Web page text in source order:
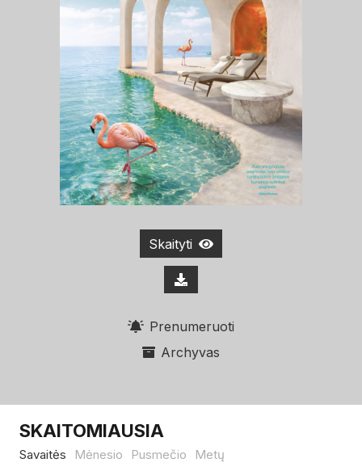
Skaityti
Prenumeruoti
Archyvas
SKAITOMIAUSIA
Savaitės Mėnesio Pusmečio Metų